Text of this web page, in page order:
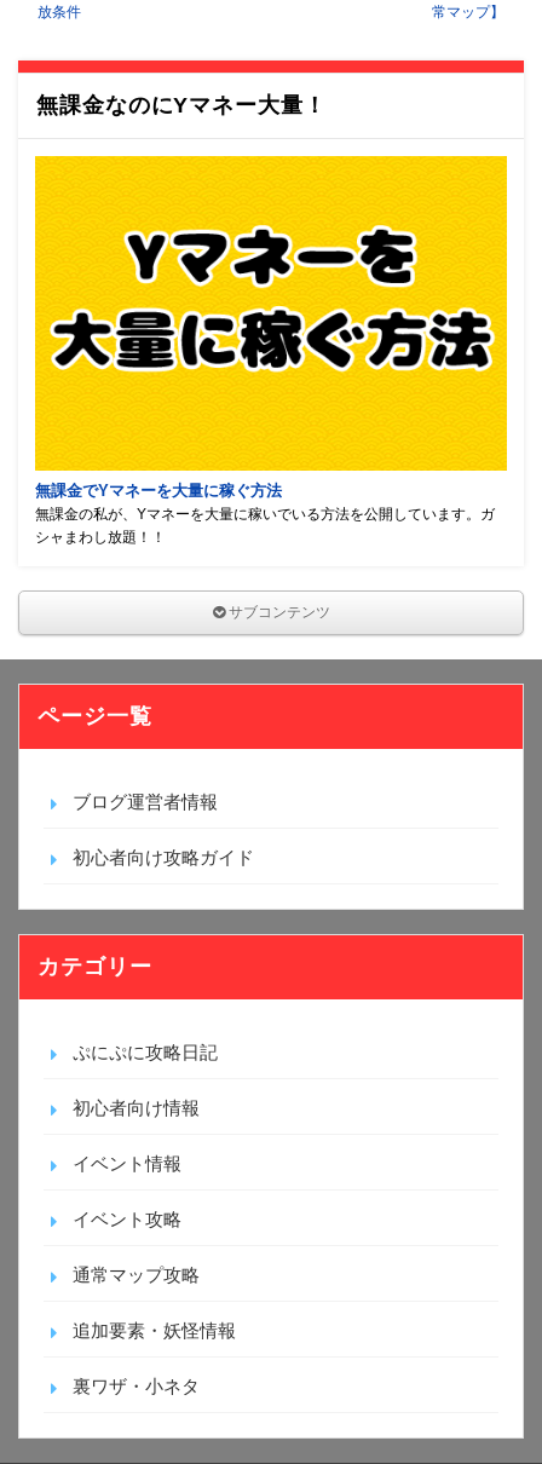
放条件
常マップ】
無課金なのにYマネー大量！
無課金でYマネーを大量に稼ぐ方法
無課金の私が、Yマネーを大量に稼いでいる方法を公開しています。ガ
シャまわし放題！！
サブコンテンツ
ページ一覧
ブログ運営者情報
初心者向け攻略ガイド
カテゴリー
ぷにぷに攻略日記
初心者向け情報
イベント情報
イベント攻略
通常マップ攻略
追加要素・妖怪情報
裏ワザ・小ネタ